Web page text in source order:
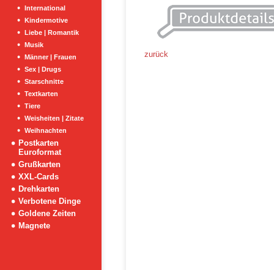
International
Kindermotive
Liebe | Romantik
Musik
Männer | Frauen
Sex | Drugs
Starschnitte
Textkarten
Tiere
Weisheiten | Zitate
Weihnachten
Postkarten
Euroformat
Grußkarten
XXL-Cards
Drehkarten
Verbotene Dinge
Goldene Zeiten
Magnete
zurück